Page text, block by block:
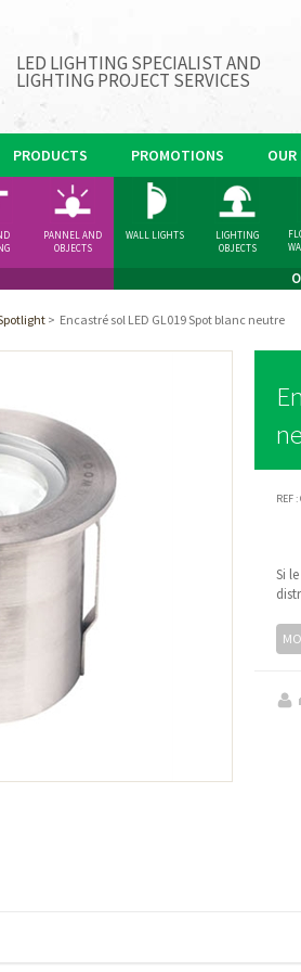
LED LIGHTING SPECIALIST AND
LIGHTING PROJECT SERVICES
PRODUCTS PROMOTIONS OUR
PANNEL AND
OBJECTS
WALL LIGHTS
LIGHTING
OBJECTS
> Encastré sol LED GL019 Spot blanc neutre
REF :
Si